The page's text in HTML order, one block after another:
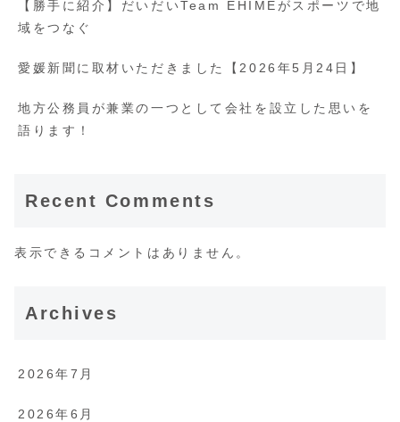
【勝手に紹介】だいだいTeam EHIMEがスポーツで地
域をつなぐ
愛媛新聞に取材いただきました【2026年5月24日】
地方公務員が兼業の一つとして会社を設立した思いを
語ります！
Recent Comments
表示できるコメントはありません。
Archives
2026年7月
2026年6月